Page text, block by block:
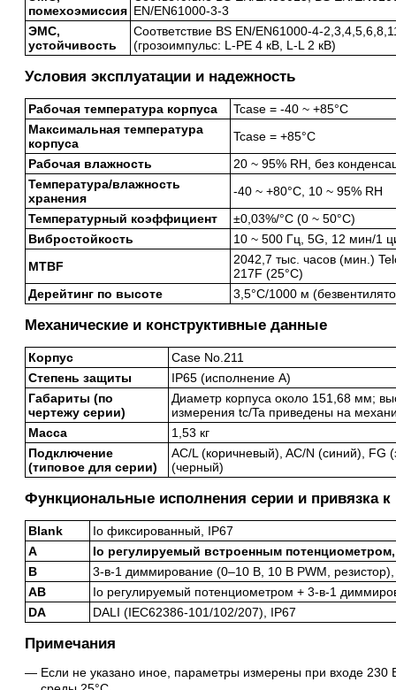
помехоэмиссия EN/EN61000-3-3
ЭМС,
устойчивость
Соответствие BS EN/EN61000-4-
(грозоимпульс: L-PE 4 кВ, L-L 2 кВ)
Условия эксплуатации и надежность
Рабочая температура корпуса
Tcase = -40 ~ +85°C
Максимальная температура
корпуса
Tcase = +85°C
Рабочая влажность
20 ~ 95% RH, без
Температура/влажность
хранения
-40 ~ +80°C, 10 ~ 95% RH
Температурный коэффициент
±0,03%/°C (0 ~ 50°C)
Вибростойкость
10 ~ 500 Гц, 5G, 12 мин/1
MTBF
2042,7 тыс. часов (мин.)
217F (25°C)
Дерейтинг по высоте
3,5°C/1000 м
Механические и конструктивные данные
Корпус
Case No.211
Степень защиты
IP65 (исполнение A)
Габариты (по
чертежу серии)
Диаметр корпуса около 151,68 мм;
измерения tc/Ta приведены на
Масса
1,53 кг
Подключение
(типовое для серии)
AC/L (коричневый), AC/N (синий), FG
(черный)
Функциональные исполнения серии и привязка к
Blank
Io фиксированный, IP67
A
Io регулируемый встроенным потенциометром,
B
3-в-1 диммирование (0–10 В, 10 В PWM,
AB
Io регулируемый потенциометром + 3-в-1
DA
DALI (IEC62386-101/102/207), IP67
Примечания
Если не указано иное, параметры измерены при входе